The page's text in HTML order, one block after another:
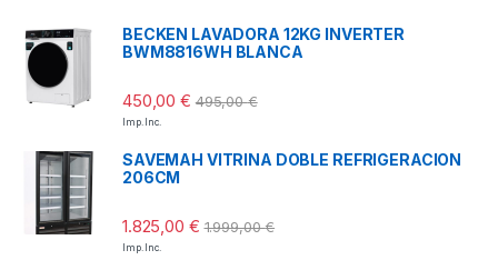
BECKEN LAVADORA 12KG INVERTER
BWM8816WH BLANCA
450,00€ 495,00€
Imp. Inc.
SAVEMAH VITRINA DOBLE REFRIGERACION
206CM
1.825,00 € 1.999,00€
Imp. Inc.